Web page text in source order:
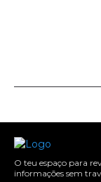
O teu espaço para
informações sem